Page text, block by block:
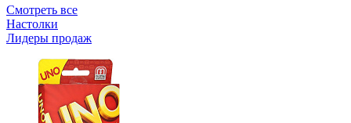
Смотреть все
Настолки
Лидеры продаж